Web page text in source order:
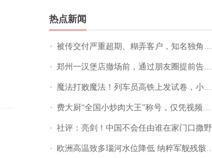
热点新闻
被传交付严重超期、糊弄客户，知名独角兽车企创始人回应：都没证据，将依法采取措施，“本人长期与美国交管局保持沟通，对方表示肯定”
郑州一汉堡店撤场前，通过朋友圈提前告知逐一退费，有顾客仅剩1元也全被退回，分文不少；顾客：言而有信，让人感动
魔法打败魔法！列车员高铁上发试卷，小朋友一秒静音，12306回应：列车员个人行为，不是铁路规定
费大厨“全国小炒肉大王”称号，仅凭视频评出？中国烹饪协会回应
社评：亮剑！中国不会任由谁在家门口撒野
欧洲高温致多瑙河水位降低 纳粹军舰残骸重见天日